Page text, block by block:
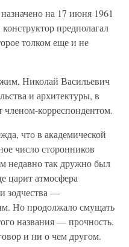
на 17 июня 1961
предполагал
толком еще и не
Николай Васильевич
и архитектуры, в
членом-корреспондентом.
что в академической
число сторонников
недавно так дружно был
царит атмосфера
зодчества —
Но продолжало смущать
названия — прочность.
и ни о чем другом.